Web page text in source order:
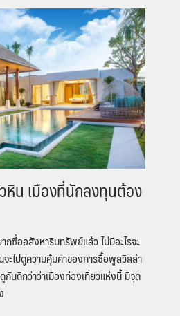
หิน เมืองที่นักลงทุนต้อง
ซื้ออสังหาริมทรัพย์แล้ว ไม่มีอะไรจะ
ะไปดูความคุ้มค่าของการซื้อพูลวิลล่า
นดีกว่าว่าเมืองท่องเที่ยวแห่งนี้ มีจุด